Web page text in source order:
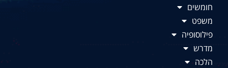
חומשים
משפט
פילוסופיה
מדרש
הלכה